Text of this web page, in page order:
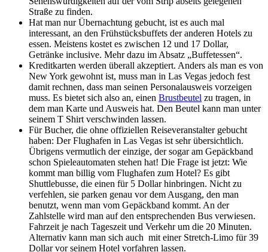
Straße zu finden.
Hat man nur Übernachtung gebucht, ist es auch mal
interessant, an den Frühstücksbuffets der anderen Hotels zu
essen. Meistens kostet es zwischen 12 und 17 Dollar,
Getränke inclusive. Mehr dazu im Absatz „Buffetessen“.
Kreditkarten werden überall akzeptiert. Anders als man es von
New York gewohnt ist, muss man in Las Vegas jedoch fest
damit rechnen, dass man seinen Personalausweis vorzeigen
muss. Es bietet sich also an, einen Brustbeutel zu tragen, in
dem man Karte und Ausweis hat. Den Beutel kann man unter
seinem T Shirt verschwinden lassen.
Für Bucher, die ohne offiziellen Reiseveranstalter gebucht
haben: Der Flughafen in Las Vegas ist sehr übersichtlich.
Übrigens vermutlich der einzige, der sogar am Gepäckband
schon Spieleautomaten stehen hat! Die Frage ist jetzt: Wie
kommt man billig vom Flughafen zum Hotel? Es gibt
Shuttlebusse, die einen für 5 Dollar hinbringen. Nicht zu
verfehlen, sie parken genau vor dem Ausgang, den man
benutzt, wenn man vom Gepäckband kommt. An der
Zahlstelle wird man auf den entsprechenden Bus verwiesen.
Fahrzeit je nach Tageszeit und Verkehr um die 20 Minuten.
Alternativ kann man sich auch mit einer Stretch-Limo für 39
Dollar vor seinem Hotel vorfahren lassen.